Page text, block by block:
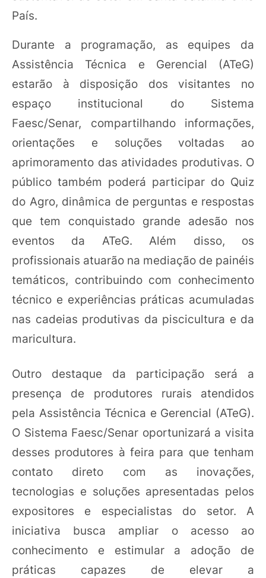
País.
Durante a programação, as equipes da
Assistência Técnica e Gerencial (ATeG)
estarão à disposição dos visitantes no
espaço institucional do Sistema
Faesc/Senar, compartilhando informações,
orientações e soluções voltadas ao
aprimoramento das atividades produtivas. O
público também poderá participar do Quiz
do Agro, dinâmica de perguntas e respostas
que tem conquistado grande adesão nos
eventos da ATeG. Além disso, os
profissionais atuarão na mediação de painéis
temáticos, contribuindo com conhecimento
técnico e experiências práticas acumuladas
nas cadeias produtivas da piscicultura e da
maricultura.
Outro destaque da participação será a
presença de produtores rurais atendidos
pela Assistência Técnica e Gerencial (ATeG).
O Sistema Faesc/Senar oportunizará a visita
desses produtores à feira para que tenham
contato direto com as inovações,
tecnologias e soluções apresentadas pelos
expositores e especialistas do setor. A
iniciativa busca ampliar o acesso ao
conhecimento e estimular a adoção de
práticas capazes de elevar a